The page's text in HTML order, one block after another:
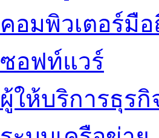
คอมพิวเตอร์มือ
ซอฟท์แวร์
ผู้ให้บริการธุร